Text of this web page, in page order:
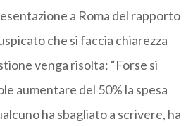
a Roma del rapporto
che si faccia chiarezza
venga risolta: “Forse si
aumentare del 50% la spesa
ha sbagliato a scrivere, ha